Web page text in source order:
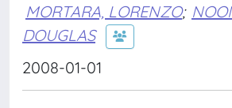
MORTARA, LORENZO;
DOUGLAS
2008-01-01